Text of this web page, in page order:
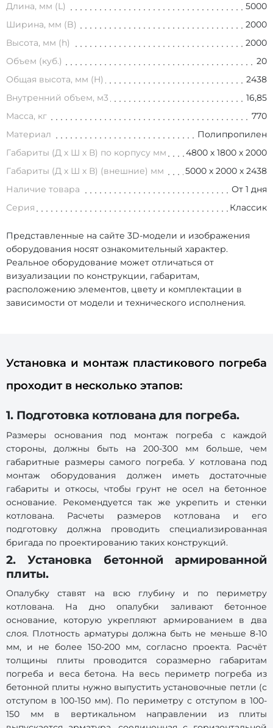
Длина, мм (L)
5000
Ширина, мм (B)
2000
Высота, мм (h)
2000
Объем (куб.)
20
Общая высота, мм (H)
2438
Внутренний объем, м3
16,85
Масса, кг
770
Материал
Полипропилен
Габариты (Д х Ш х В) по корпусу мм
4800 х 1800 х 2000
Габариты (Д х Ш х В) (внешние) мм
5000 х 2000 х 2438
Наличие товара
От 1 дня
Серия
Классик
Представленные на сайте 3D-модели и изображения
оборудования носят ознакомительный характер.
Реальное оборудование может отличаться от
визуализации по конструкции, габаритам,
расположению элементов, цвету и комплектации в
зависимости от модели и технического исполнения.
Установка и монтаж пластикового погреба
проходит в несколько этапов:
1. Подготовка котлована для погреба.
Размеры основания под монтаж погреба с каждой
стороны, должны быть на 200-300 мм больше, чем
габаритные размеры самого погреба. У котлована под
монтаж оборудования должен иметь достаточные
габариты и откосы, чтобы грунт не осел на бетонное
основание. Рекомендуется так же укрепить и стенки
котлована. Расчеты размеров котлована и его
подготовку должна проводить специализированная
бригада по проектированию таких конструкций.
2. Установка бетонной армированной
плиты.
Опалубку ставят на всю глубину и по периметру
котлована. На дно опалубки заливают бетонное
основание, которую укрепляют армированием в два
слоя. Плотность арматуры должна быть не меньше 8-10
мм, и не более 150-200 мм, согласно проекта. Расчёт
толщины плиты проводится соразмерно габаритам
погреба и веса бетона. На весь периметр погреба из
бетонной плиты нужно выпустить установочные петли (с
отступом в 100-150 мм). По периметру с отступом в 100-
150 мм в вертикальном направлении из плиты